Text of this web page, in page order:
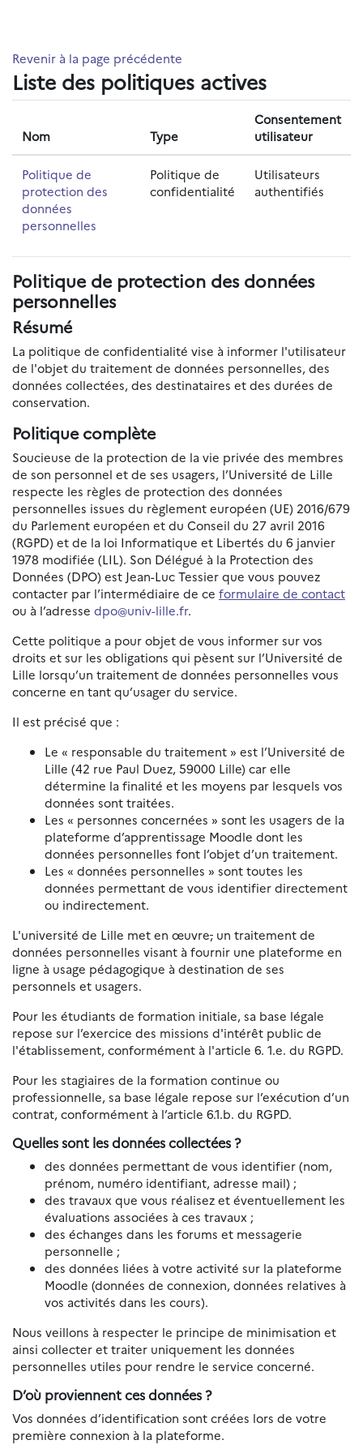
Revenir à la page précédente
Liste des politiques actives
Nom Type
Consentement
utilisateur
Politique de
protection des
données
personnelles
Politique de
confidentialité
Utilisateurs
authentifiés
Politique de protection des données
personnelles
Résumé
La politique de confidentialité vise à informer l'utilisateur
de l'objet du traitement de données personnelles, des
données collectées, des destinataires et des durées de
conservation.
Politique complète
Soucieuse de la protection de la vie privée des membres
de son personnel et de ses usagers, l’Université de Lille
respecte les règles de protection des données
personnelles issues du règlement européen (UE) 2016/679
du Parlement européen et du Conseil du 27 avril 2016
(RGPD) et de la loi Informatique et Libertés du 6 janvier
1978 modifiée (LIL). Son Délégué à la Protection des
Données (DPO) est Jean-Luc Tessier que vous pouvez
contacter par l’intermédiaire de ce formulaire de contact
ou à l’adresse dpo@univ-lille.fr.
Cette politique a pour objet de vous informer sur vos
droits et sur les obligations qui pèsent sur l’Université de
Lille lorsqu’un traitement de données personnelles vous
concerne en tant qu’usager du service.
Il est précisé que :
Le « responsable du traitement » est l’Université de
Lille (42 rue Paul Duez, 59000 Lille) car elle
détermine la finalité et les moyens par lesquels vos
données sont traitées.
Les « personnes concernées » sont les usagers de la
plateforme d’apprentissage Moodle dont les
données personnelles font l’objet d’un traitement.
Les « données personnelles » sont toutes les
données permettant de vous identifier directement
ou indirectement.
L'université de Lille met en œuvre, un traitement de
données personnelles visant à fournir une plateforme en
ligne à usage pédagogique à destination de ses
personnels et usagers.
Pour les étudiants de formation initiale, sa base légale
repose sur l’exercice des missions d'intérêt public de
l'établissement, conformément à l'article 6. 1.e. du RGPD.
Pour les stagiaires de la formation continue ou
professionnelle, sa base légale repose sur l’exécution d’un
contrat, conformément à l’article 6.1.b. du RGPD.
Quelles sont les données collectées ?
des données permettant de vous identifier (nom,
prénom, numéro identifiant, adresse mail) ;
des travaux que vous réalisez et éventuellement les
évaluations associées à ces travaux ;
des échanges dans les forums et messagerie
personnelle ;
des données liées à votre activité sur la plateforme
Moodle (données de connexion, données relatives à
vos activités dans les cours).
Nous veillons à respecter le principe de minimisation et
ainsi collecter et traiter uniquement les données
personnelles utiles pour rendre le service concerné.
D’où proviennent ces données ?
Vos données d’identification sont créées lors de votre
première connexion à la plateforme.